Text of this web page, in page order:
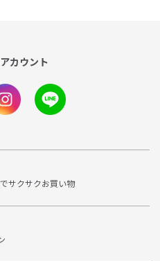
カウント
サクサクお買い物